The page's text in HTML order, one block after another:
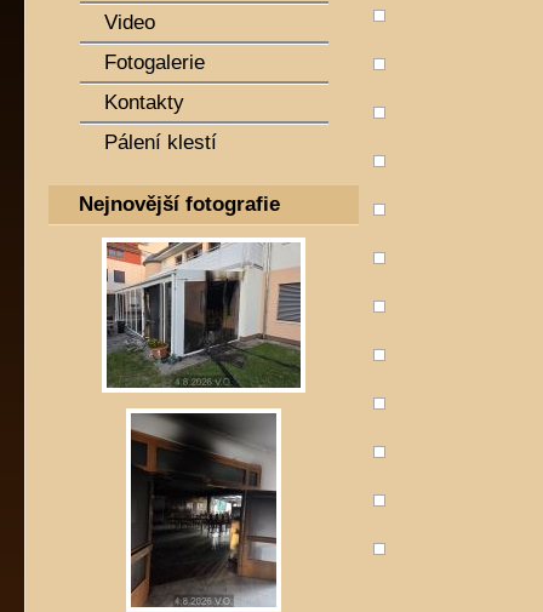
Video
Fotogalerie
Kontakty
Pálení klestí
Nejnovější fotografie